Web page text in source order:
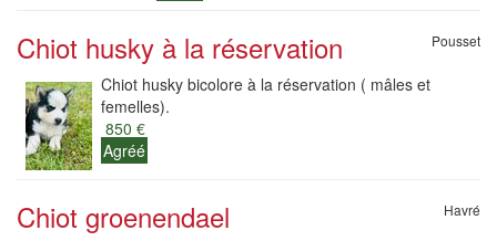
Chiot husky à la réservation Pousset
Chiot husky bicolore à la réservation ( mâles et
femelles).
850 €
Agréé
Chiot groenendael Havré